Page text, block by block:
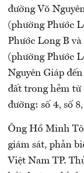
đường Võ
(phường Phước
Phước Long B
(phường Phước
Nguyên Giáp
đất trong hẻm từ
đường: số 4, số
Ông Hồ Minh
giám sát, phản
Việt Nam TP.